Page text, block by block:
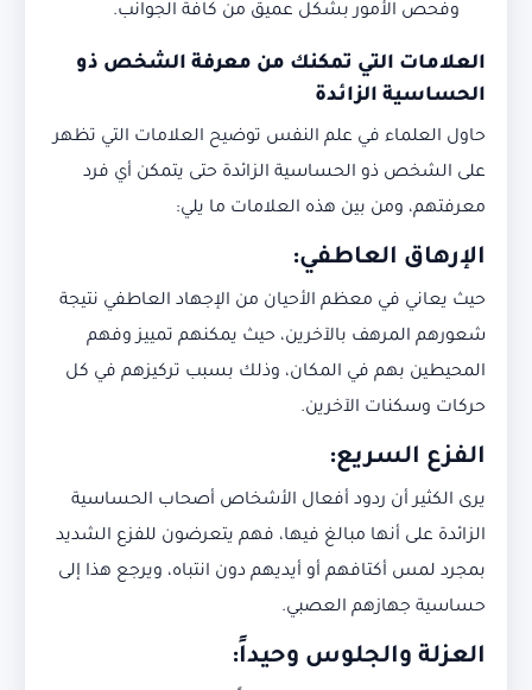
وفحص الأمور بشكل عميق من كافة الجوانب.
العلامات التي تمكنك من معرفة الشخص ذو
الحساسية الزائدة
حاول العلماء في علم النفس توضيح العلامات التي تظهر
على الشخص ذو الحساسية الزائدة حتى يتمكن أي فرد
معرفتهم، ومن بين هذه العلامات ما يلي:
الإرهاق العاطفي:
حيث يعاني في معظم الأحيان من الإجهاد العاطفي نتيجة
شعورهم المرهف بالآخرين، حيث يمكنهم تمييز وفهم
المحيطين بهم في المكان، وذلك بسبب تركيزهم في كل
حركات وسكنات الآخرين.
الفزع السريع:
يرى الكثير أن ردود أفعال الأشخاص أصحاب الحساسية
الزائدة على أنها مبالغ فيها، فهم يتعرضون للفزع الشديد
بمجرد لمس أكتافهم أو أيديهم دون انتباه، ويرجع هذا إلى
حساسية جهازهم العصبي.
العزلة والجلوس وحيداً: